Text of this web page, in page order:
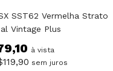
SST62 Vermelha Strato
Vintage Plus
à vista
119,90 sem juros